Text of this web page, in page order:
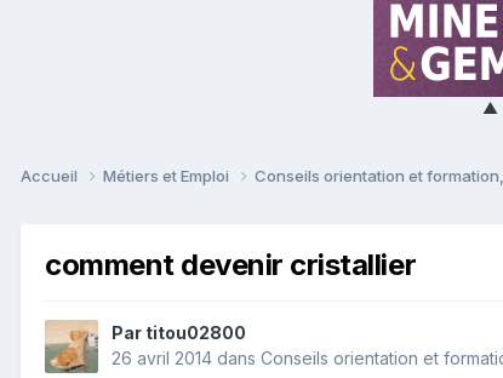
▲
Accueil Métiers et Emploi Conseils orientation et
comment devenir cristallier
Par titou02800
26 avril 2014 dans Conseils orientation et